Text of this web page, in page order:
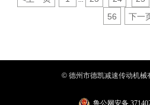
便，容易维修，结构简单
耐冲击，惯性力矩小，等
年新开发的X8000系列行
达到国际同类产品先进水
56 下一
© 德州市德凯减速传动机